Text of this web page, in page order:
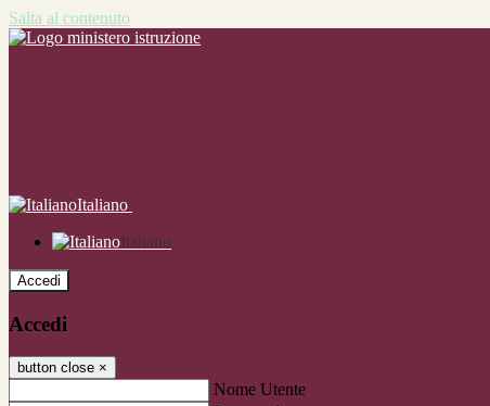
Salta al contenuto
Italiano
Italiano
Accedi
Accedi
button close ×
Nome Utente